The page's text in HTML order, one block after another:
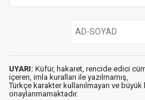
UYARI: Küfür, hakaret, rencide edici
içeren, imla kuralları ile yazılmamış,
Türkçe karakter kullanılmayan ve büyük
onaylanmamaktadır.